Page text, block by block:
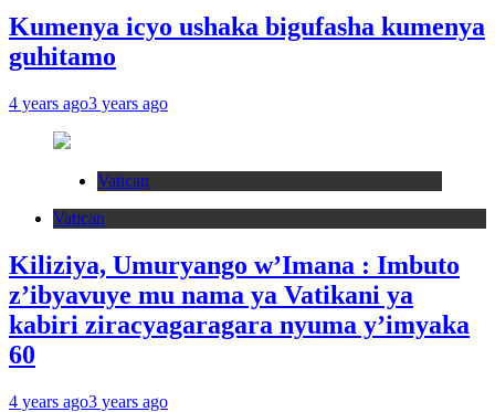
Kumenya icyo ushaka bigufasha kumenya
guhitamo
4 years ago3 years ago
Vatican
Vatican
Kiliziya, Umuryango w’Imana : Imbuto
z’ibyavuye mu nama ya Vatikani ya
kabiri ziracyagaragara nyuma y’imyaka
60
4 years ago3 years ago